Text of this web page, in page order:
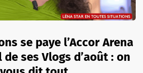
se paye l’Accor Arena
ses Vlogs d’août : on